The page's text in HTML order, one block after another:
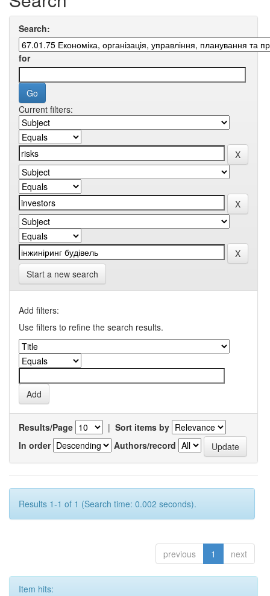
Search:
for
Current filters:
Start a new search
Add filters:
Use filters to refine the search results.
Results/Page | Sort items by
In order
Authors/record
Results 1-1 of 1 (Search time: 0.002 seconds).
previous 1 next
Item hits: